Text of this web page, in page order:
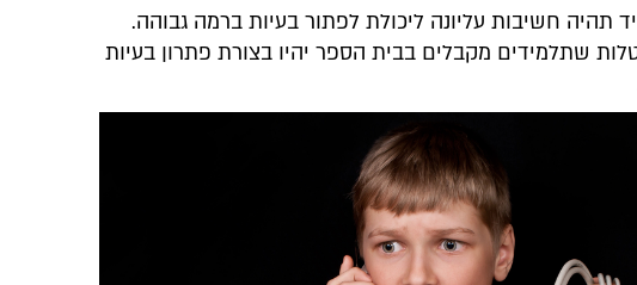
חשיבות עליונה ליכולת לפתור בעיות ברמה גבוהה.
שתלמידים מקבלים בבית הספר יהיו בצורת פתרון בעיות